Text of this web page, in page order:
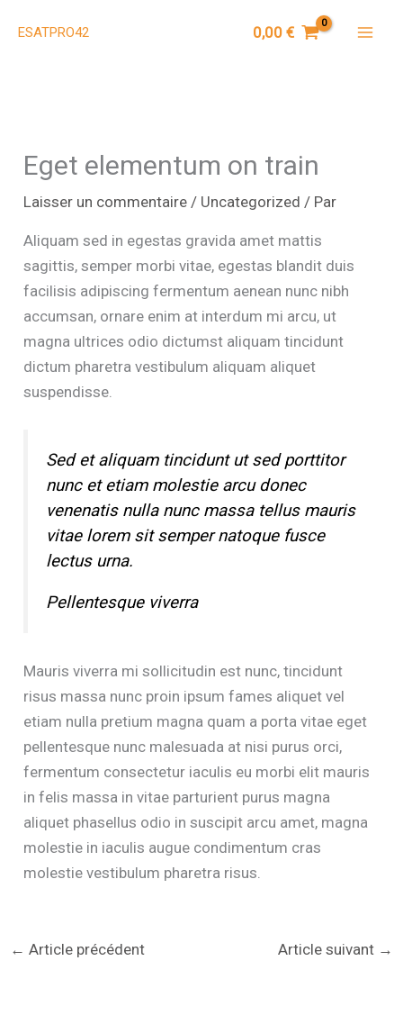
ESATPRO42 0,00€
Eget elementum on train
Laisser un commentaire / Uncategorized / Par
Aliquam sed in egestas gravida amet mattis
sagittis, semper morbi vitae, egestas blandit duis
facilisis adipiscing fermentum aenean nunc nibh
accumsan, ornare enim at interdum mi arcu, ut
magna ultrices odio dictumst aliquam tincidunt
dictum pharetra vestibulum aliquam aliquet
suspendisse.
Sed et aliquam tincidunt ut sed porttitor
nunc et etiam molestie arcu donec
venenatis nulla nunc massa tellus mauris
vitae lorem sit semper natoque fusce
lectus urna.
Pellentesque viverra
Mauris viverra mi sollicitudin est nunc, tincidunt
risus massa nunc proin ipsum fames aliquet vel
etiam nulla pretium magna quam a porta vitae eget
pellentesque nunc malesuada at nisi purus orci,
fermentum consectetur iaculis eu morbi elit mauris
in felis massa in vitae parturient purus magna
aliquet phasellus odio in suscipit arcu amet, magna
molestie in iaculis augue condimentum cras
molestie vestibulum pharetra risus.
← Article précédent Article suivant →